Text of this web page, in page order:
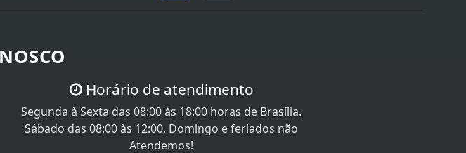
Horário de atendimento
Segunda à Sexta das 08:00 às 18:00 horas de Brasília.
Sábado das 08:00 às 12:00, Domingo e feriados não
Atendemos!